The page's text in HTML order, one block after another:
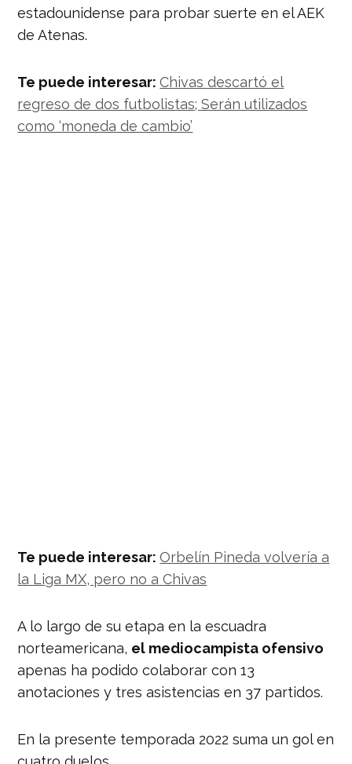
estadounidense para probar suerte en el AEK
de Atenas.
Te puede interesar:Chivas descartó el
regreso de dos futbolistas; Serán utilizados
como ‘moneda de cambio’
Te puede interesar:Orbelín Pineda volvería a
la Liga MX, pero no a Chivas
A lo largo de su etapa en la escuadra
norteamericana, el mediocampista ofensivo
apenas ha podido colaborar con 13
anotaciones y tres asistencias en 37 partidos.
En la presente temporada 2022 suma un gol en